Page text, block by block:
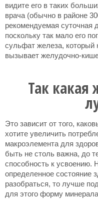
видите его в таких
врача (обычно в районе
рекомендуемая суточная
поскольку так мало его
сульфат железа, который
вызывает желудочно-
Так
Это зависит от того,
хотите увеличить
макроэлемента для
быть не столь важна, до
способность к усвоению.
определенное состояние
разобраться, то лучше
для этого форму